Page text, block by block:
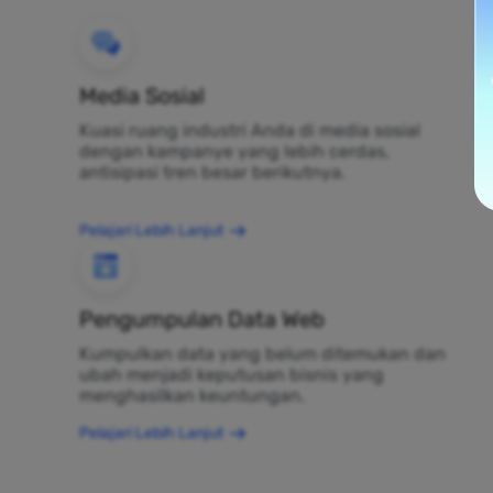
Media Sosial
Kuasi ruang industri Anda di media sosial
dengan kampanye yang lebih cerdas,
antisipasi tren besar berikutnya.
Pelajari Lebih Lanjut
Pengumpulan Data Web
Kumpulkan data yang belum ditemukan dan
ubah menjadi keputusan bisnis yang
menghasilkan keuntungan.
Pelajari Lebih Lanjut